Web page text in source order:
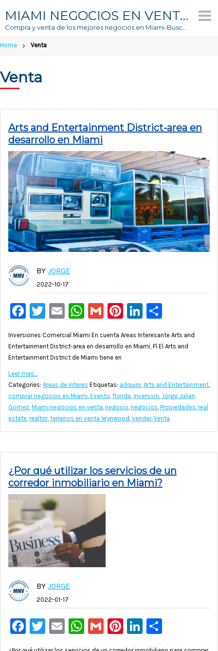
content
MIAMI NEGOCIOS EN VENTA
Home Venta
Venta
Arts and Entertainment District-area en
desarrollo en Miami
BY JORGE
2022-10-17
Facebook
Twitter
EmailWhatsApp
GmailPinterest
LinkedIn
Inversiones Comercial Miami En cuenta Areas Interesante Arts and
Entertainment District-area en desarrollo en Miami, Fl El Arts and
Entertainment District de Miami tiene en
Leer mas…
Categories: Areas de Interes Etiquetas: adquirir, Arts and Entertainment,
comprar negocios en Miami, Evento, florida, inversion, Jorge Julian
Gomez, Miami negocios en venta, negocio, negocios, Propiedades, real
estate, realtor, terrenos en venta Wynwood, vender, Venta
¿Por qué utilizar los servicios de un
corredor inmobiliario en Miami?
BY JORGE
2022-01-17
Facebook
Twitter
EmailWhatsApp
GmailPinterest
LinkedIn